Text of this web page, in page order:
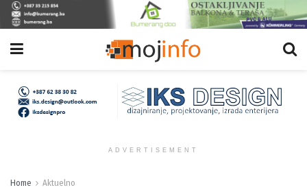
ADVERTISEMENT
Home Aktuelno